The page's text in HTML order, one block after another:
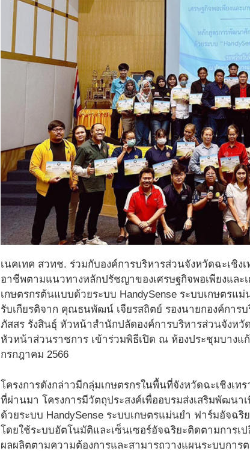
เนคเทค สวทช. ร่วมกับองค์การบริหารส่วนจังหวัดฉะเชิง
อาชีพตามแนวทางหลักปรัชญาของเศรษฐกิจพอเพียงแล
เกษตรกรต้นแบบด้วยระบบ HandySense ระบบเกษตรแ
รับเกียรติจาก คุณธนพัฒน์ เจียรสถิตย์ รองนายกองค์การ
ภัสสร รังสินธุ์ หัวหน้าสำนักปลัดองค์การบริหารส่วนจังห
หัวหน้าส่วนราชการ เข้าร่วมพิธีเปิด ณ ห้องประชุมบางแ
กรกฎาคม 2566
โครงการดังกล่าวมีกลุ่มเกษตรกรในพื้นที่จังหวัดฉะเชิงเ
ที่ผ่านมา โครงการมีวัตถุประสงค์เพื่ออบรมส่งเสริมพัฒนา
ด้วยระบบ HandySense ระบบเกษตรแม่นยำ ฟาร์มอัจฉ
โดยใช้ระบบอัตโนมัติและเซ็นเซอร์อัจฉริยะติดตามการ
ผลผลิตตามความต้องการและสามารถวางแผนระบบกา